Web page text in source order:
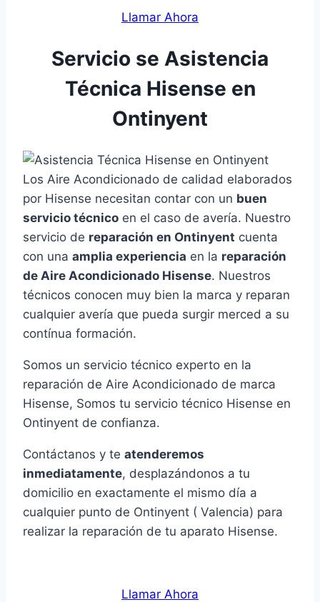
Llamar Ahora
Servicio se Asistencia
Técnica Hisense en
Ontinyent
Los Aire Acondicionado de calidad elaborados
por Hisense necesitan contar con un buen
servicio técnico en el caso de avería. Nuestro
servicio de reparación en Ontinyent cuenta
con una amplia experiencia en la reparación
de Aire Acondicionado Hisense. Nuestros
técnicos conocen muy bien la marca y reparan
cualquier avería que pueda surgir merced a su
contínua formación.
Somos un servicio técnico experto en la
reparación de Aire Acondicionado de marca
Hisense, Somos tu servicio técnico Hisense en
Ontinyent de confianza.
Contáctanos y te atenderemos
inmediatamente, desplazándonos a tu
domicilio en exactamente el mismo día a
cualquier punto de Ontinyent ( Valencia) para
realizar la reparación de tu aparato Hisense.
Llamar Ahora